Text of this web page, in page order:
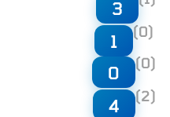
3
1 (0)
0 (0)
4 (2)